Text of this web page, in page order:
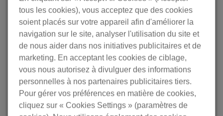
rekordbox pour Mac/Windows (ver. 6.6.4) de sa marque
Pioneer DJ. Les améliorations les plus enthousiasmantes
du logiciel, qui sera disponible cet été, comprennent la
compatibilité avec le nouveau service de streaming bpm
supreme, et la fonctions Cloud Analysis qui permet
d'analyser les nouveaux morceaux bien plus rapidement
dans rekordbox.
bpm supreme est le dernier service de streaming à être
compatible avec le logiciel rekordbox, qui prend
tous les cookies), vous acceptez que des cookies
soient placés sur votre appareil afin d'améliorer la
navigation sur le site, analyser l'utilisation du site et
de nous aider dans nos initiatives publicitaires et de
marketing. En acceptant les cookies de ciblage,
vous nous autorisez à divulguer des informations
personnelles à nos partenaires publicitaires tiers.
Pour gérer vos préférences en matière de cookies,
cliquez sur « Cookies Settings » (paramètres de